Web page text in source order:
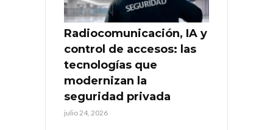
Radiocomunicación, IA y
control de accesos: las
tecnologías que
modernizan la
seguridad privada
julio 24, 2026